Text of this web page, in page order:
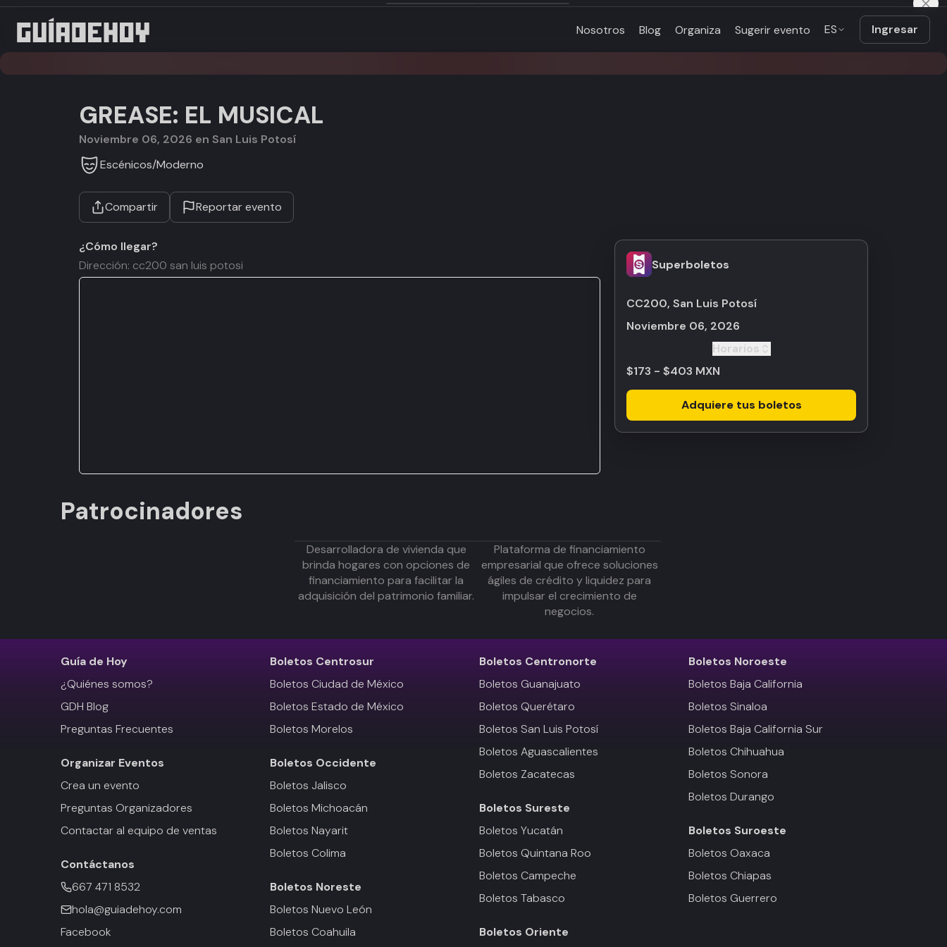
Nosotros Blog Organiza Sugerir evento ES Ingresar
GREASE: EL MUSICAL
noviembre 06, 2026 en San Luis Potosí
Escénicos/Moderno
Compartir Reportar evento
Superboletos
CC200, San Luis Potosí
noviembre 06, 2026
Horarios
Toggle
$173 - $403 MXN
Adquiere tus boletos
¿Cómo llegar?
Dirección: cc200 san luis potosi
Patrocinadores
Desarrolladora de vivienda que
brinda hogares con opciones de
financiamiento para facilitar la
adquisición del patrimonio familiar.
Plataforma de financiamiento
empresarial que ofrece soluciones
ágiles de crédito y liquidez para
impulsar el crecimiento de
negocios.
Guía de Hoy
¿Quiénes somos?
GDH Blog
Preguntas Frecuentes
Organizar Eventos
Crea un evento
Preguntas Organizadores
Contactar al equipo de ventas
Contáctanos
667 471 8532
hola@guiadehoy.com
Facebook
Boletos Centrosur
Boletos Ciudad de México
Boletos Estado de México
Boletos Morelos
Boletos Occidente
Boletos Jalisco
Boletos Michoacán
Boletos Nayarit
Boletos Colima
Boletos Noreste
Boletos Nuevo León
Boletos Coahuila
Boletos Centronorte
Boletos Guanajuato
Boletos Querétaro
Boletos San Luis Potosí
Boletos Aguascalientes
Boletos Zacatecas
Boletos Sureste
Boletos Yucatán
Boletos Quintana Roo
Boletos Campeche
Boletos Tabasco
Boletos Oriente
Boletos Noroeste
Boletos Baja California
Boletos Sinaloa
Boletos Baja California Sur
Boletos Chihuahua
Boletos Sonora
Boletos Durango
Boletos Suroeste
Boletos Oaxaca
Boletos Chiapas
Boletos Guerrero